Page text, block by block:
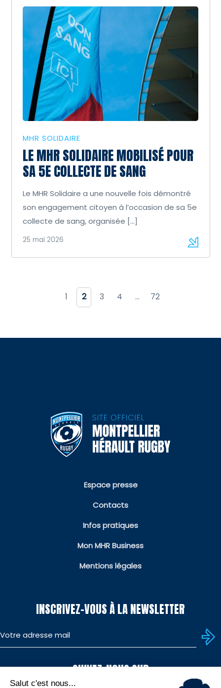
MHR SOLIDAIRE
LE MHR SOLIDAIRE MOBILISÉ POUR
SA 5E COLLECTE DE SANG
Le MHR Solidaire a une nouvelle fois démontré
son engagement citoyen à l’occasion de sa 5e
collecte de sang, organisée […]
25 mai 2026
1 2 3 4 … 72
Espace presse
Contacts
Infos pratiques
Mon MHR Business
Mentions légales
INSCRIVEZ-VOUS À LA NEWSLETTER
SUIVEZ-NOUS SUR